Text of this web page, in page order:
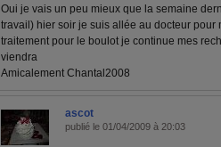
Oui je vais un peu mieux que la semaine
travail) hier soir je suis allée au docteur pour
traitement pour le boulot je continue mes
viendra
Amicalement Chantal2008
ascot
publié le 01/04/2009 à 20:03